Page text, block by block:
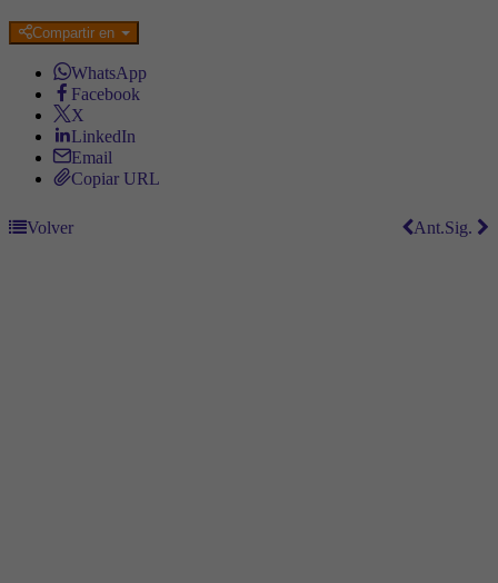
Compartir en
WhatsApp
Facebook
X
LinkedIn
Email
Copiar URL
Volver Sig.
Ant.